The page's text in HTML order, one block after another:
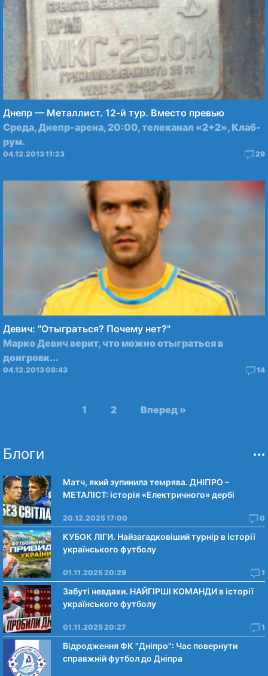
Днепр — Металлист. 12-й тур. Вместо превью
Среда, Днепр-арена, 20:00, телеканал «2+2», Клаб-
рум.
04.12.2013 11:23 29
Девич: "Отыграться? Почему нет?"
Марко Девич верит, что можно отыграться в
доигровк...
04.12.2013 08:43 14
1 2 Вперед »
Блоги
Матч, який зупинила темрява. ДНІПРО –
МЕТАЛІСТ: історія «Електричного» дербі
20.12.2025 17:00 0
КУБОК ЛІГИ. Найзагадковіший турнір в історії
українського футболу
01.11.2025 20:29 1
Забуті невдахи. НАЙГІРШІ КОМАНДИ в історії
українського футболу
01.11.2025 20:27 1
Відродження ФК "Дніпро": Час повернути
справжній футбол до Дніпра